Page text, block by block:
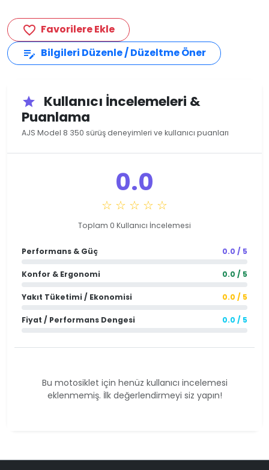
favorite_border Favorilere Ekle
edit_note Bilgileri Düzenle / Düzeltme Öner
star
Kullanıcı İncelemeleri &
Puanlama
AJS Model 8 350 sürüş deneyimleri ve kullanıcı puanları
0.0
☆ ☆ ☆ ☆ ☆
Toplam 0 Kullanıcı İncelemesi
Performans & Güç 0.0 / 5
Konfor & Ergonomi 0.0 / 5
Yakıt Tüketimi / Ekonomisi 0.0 / 5
Fiyat / Performans Dengesi 0.0 / 5
Bu motosiklet için henüz kullanıcı incelemesi
eklenmemiş. İlk değerlendirmeyi siz yapın!